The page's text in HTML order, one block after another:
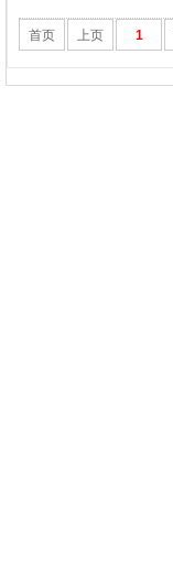
首页 上页 1